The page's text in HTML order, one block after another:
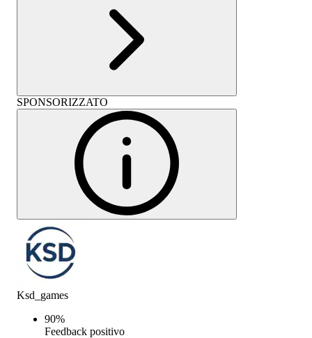
SPONSORIZZATO
Ksd_games
90%
Feedback positivo